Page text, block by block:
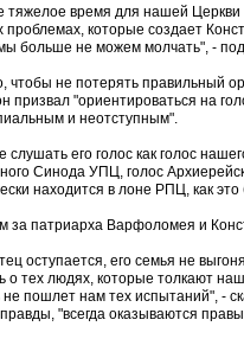
тяжелое время для нашей Церкви
проблемах, которые создает
больше не можем молчать", -
чтобы не потерять правильный
призвал "ориентироваться на
и неотступным".
слушать его голос как голос
Синода УПЦ, голос
находится в лоне РПЦ, как
за патриарха Варфоломея и
оступается, его семья не
о тех людях, которые толкают
не пошлет нам тех испытаний", -
"всегда оказываются